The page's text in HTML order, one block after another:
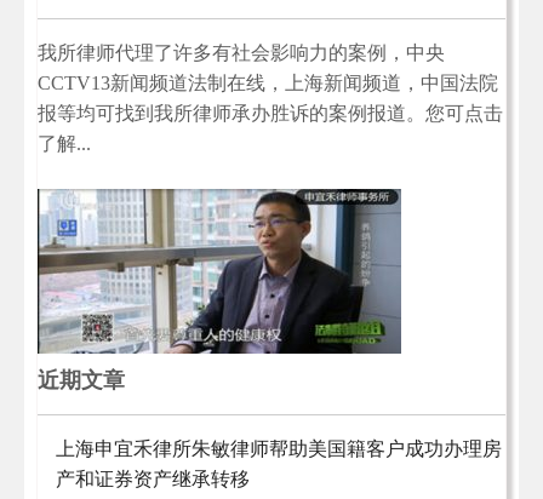
我所律师代理了许多有社会影响力的案例，中央
CCTV13新闻频道法制在线，上海新闻频道，中国法院
报等均可找到我所律师承办胜诉的案例报道。您可点击
了解...
近期文章
上海申宜禾律所朱敏律师帮助美国籍客户成功办理房
产和证券资产继承转移